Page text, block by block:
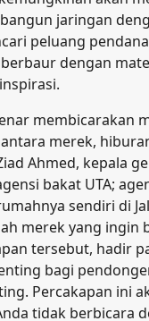
jaringan
peluang
dengan
membicarakan
merek,
Ahmed, kepala
bakat UTA;
sendiri di
merek yang ingin
tersebut, hadir
bagi
Percakapan ini
tidak berbicara